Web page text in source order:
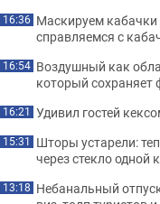
16:36 Маскируем кабачки
справляемся с
16:54 Воздушный как
который сохраняет
16:21 Удивил гостей
15:31 Шторы устарели:
через стекло одной
13:18 Небанальный